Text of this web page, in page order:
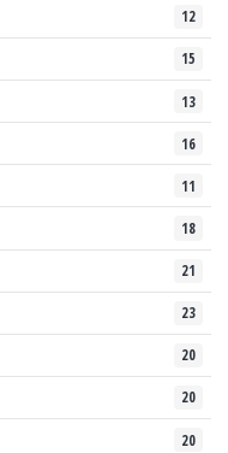
12
15
13
16
11
18
21
23
20
20
20